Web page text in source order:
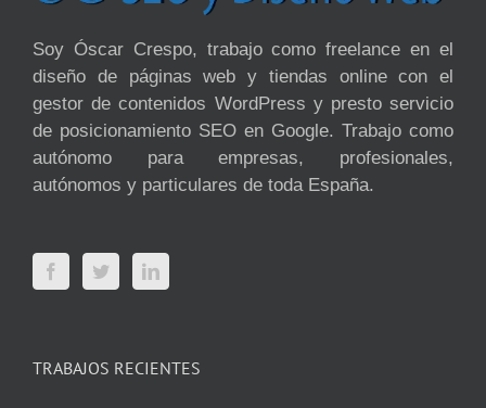
Soy Óscar Crespo, trabajo como freelance en el
diseño de páginas web y tiendas online con el
gestor de contenidos WordPress y presto servicio
de posicionamiento SEO en Google. Trabajo como
autónomo para empresas, profesionales,
autónomos y particulares de toda España.
TRABAJOS RECIENTES